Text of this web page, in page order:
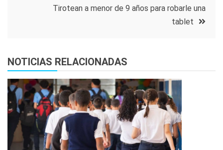
entradasTirotean a menor de 9 años para robarle una
tablet
NOTICIAS RELACIONADAS